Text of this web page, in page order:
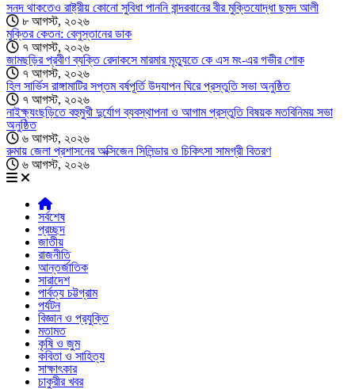
সনদ থাকতেও রাষ্ট্রীয় কোনো সুবিধা পাননি বান্দরবানের বীর মুক্তিযোদ্ধা ছমদ আলী
৮ আগস্ট, ২০২৬
মুক্তির কেতন: বেলুস্তানের ডাক
৭ আগস্ট, ২০২৬
জামছড়ির প্রবীণ ব্যক্তি রেদাকসে মারমার মৃত্যুতে কে এস মং-এর গভীর শোক
৭ আগস্ট, ২০২৬
হিল সার্ভিস রাঙ্গামাটির সপ্তম বর্ষপূর্তি উদযাপন ঘিরে প্রস্তুতি সভা অনুষ্ঠিত
৭ আগস্ট, ২০২৬
নাইক্ষ্যংছড়িতে বহুমুখী দুর্যোগ ব্যবস্থাপনা ও আগাম প্রস্তুতি বিষয়ক মতবিনিময় সভা
অনুষ্ঠিত
৬ আগস্ট, ২০২৬
রুমায় জেলা প্রশাসনের অক্সিজেন সিলিন্ডার ও চিকিৎসা সামগ্রী বিতরণ
৬ আগস্ট, ২০২৬
সর্বশেষ
প্রচ্ছদ
জাতীয়
রাজনীতি
আন্তর্জাতিক
সারাদেশ
পার্বত্য চট্টগ্রাম
পর্যটন
বিজ্ঞান ও প্রযুক্তি
মতামত
কৃষি ও জুম
কবিতা ও সাহিত্য
সাক্ষাৎকার
চাকুরীর খবর